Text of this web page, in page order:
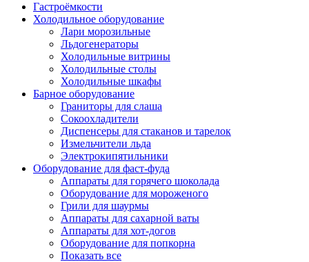
Гастроёмкости
Холодильное оборудование
Лари морозильные
Льдогенераторы
Холодильные витрины
Холодильные столы
Холодильные шкафы
Барное оборудование
Граниторы для слаша
Сокоохладители
Диспенсеры для стаканов и тарелок
Измельчители льда
Электрокипятильники
Оборудование для фаст-фуда
Аппараты для горячего шоколада
Оборудование для мороженого
Грили для шаурмы
Аппараты для сахарной ваты
Аппараты для хот-догов
Оборудование для попкорна
Показать все